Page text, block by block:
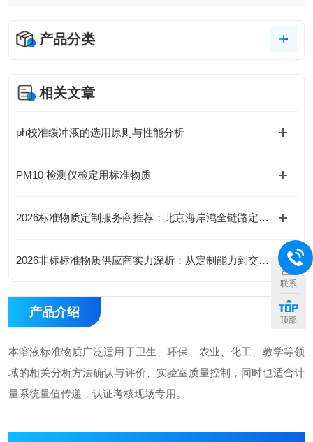
产品分类
相关文章
ph校准缓冲液的选用原则与性能分析
PM10 检测仪检定用标准物质
2026标准物质定制服务商推荐：北京海岸鸿全链路定制与专家咨询服务成竞争内核
2026非标标准物质供应商实力深析：从定制能力到交付时效，精选北京海岸鸿蒙
产品介绍
本溶液标准物质广泛适用于卫生、环保、农业、化工、教学等领
域的相关分析方法确认与评价、实验室质量控制，同时也适合计
量系统量值传递，认证考核现场专用。
联系
顶部